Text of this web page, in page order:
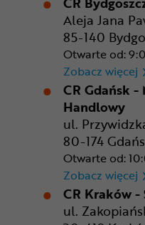
Aleja Jana
85-140
Otwarte od:
Zobacz więcej
CR Gdańsk -
Handlowy
ul.
80-174
Otwarte od:
Zobacz więcej
CR Kraków -
ul.